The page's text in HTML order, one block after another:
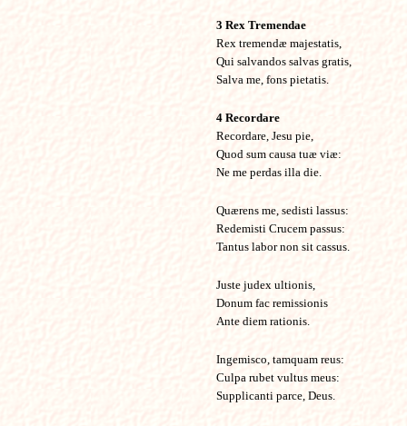
3 Rex Tremendae
Rex tremendæ majestatis,
Qui salvandos salvas gratis,
Salva me, fons pietatis.
4 Recordare
Recordare, Jesu pie,
Quod sum causa tuæ viæ:
Ne me perdas illa die.
Quærens me, sedisti lassus:
Redemisti Crucem passus:
Tantus labor non sit cassus.
Juste judex ultionis,
Donum fac remissionis
Ante diem rationis.
Ingemisco, tamquam reus:
Culpa rubet vultus meus:
Supplicanti parce, Deus.